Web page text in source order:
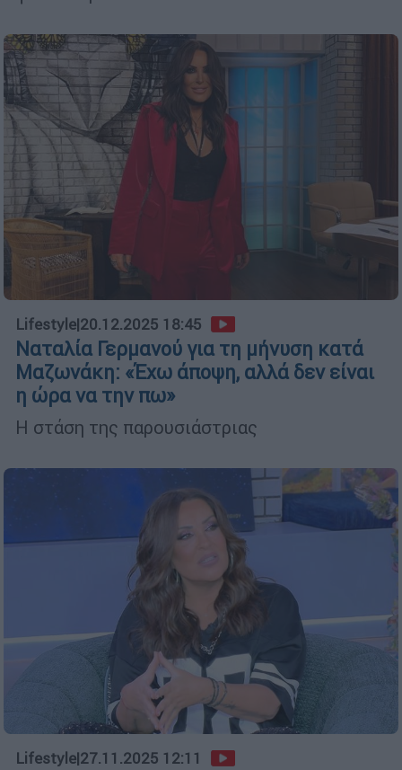
Lifestyle|20.12.2025 18:45
Ναταλία Γερμανού για τη μήνυση κατά
Μαζωνάκη: «Έχω άποψη, αλλά δεν είναι
η ώρα να την πω»
Η στάση της παρουσιάστριας
Lifestyle|27.11.2025 12:11